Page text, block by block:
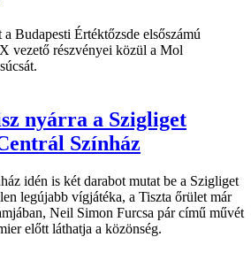
Budapesti Értéktőzsde elsőszámú
vezető részvényei közül a Mol
nyárra a Szigliget
Színház
idén is két darabot mutat be a Szigliget
legújabb vígjátéka, a Tiszta őrület már
Neil Simon Furcsa pár című művét
előtt láthatja a közönség.